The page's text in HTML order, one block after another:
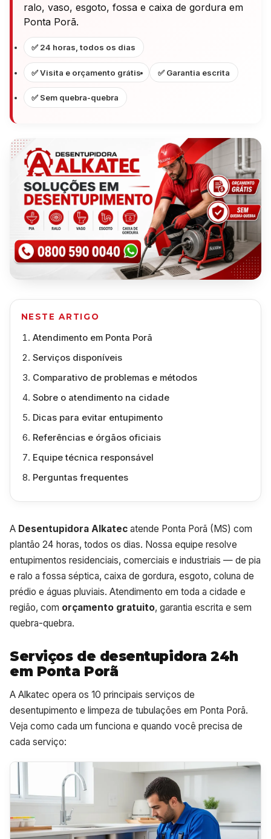
ralo, vaso, esgoto, fossa e caixa de gordura em
Ponta Porã.
✅ 24 horas, todos os dias
✅ Visita e orçamento grátis ✅ Garantia escrita
✅ Sem quebra-quebra
NESTE ARTIGO
Atendimento em Ponta Porã
Serviços disponíveis
Comparativo de problemas e métodos
Sobre o atendimento na cidade
Dicas para evitar entupimento
Referências e órgãos oficiais
Equipe técnica responsável
Perguntas frequentes
A Desentupidora Alkatec atende Ponta Porã (MS) com
plantão 24 horas, todos os dias. Nossa equipe resolve
entupimentos residenciais, comerciais e industriais — de pia
e ralo a fossa séptica, caixa de gordura, esgoto, coluna de
prédio e águas pluviais. Atendimento em toda a cidade e
região, com orçamento gratuito, garantia escrita e sem
quebra-quebra.
Serviços de desentupidora 24h
em Ponta Porã
A Alkatec opera os 10 principais serviços de
desentupimento e limpeza de tubulações em Ponta Porã.
Veja como cada um funciona e quando você precisa de
cada serviço: